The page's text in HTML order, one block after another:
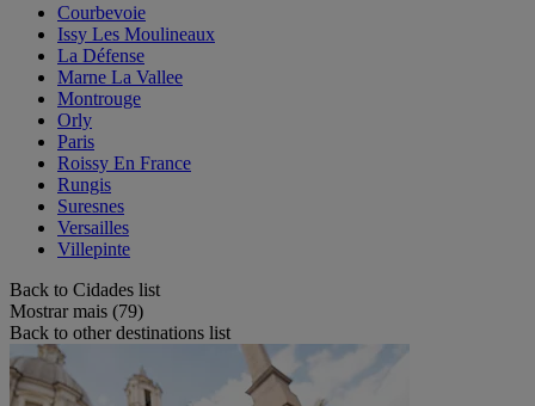
Courbevoie
Issy Les Moulineaux
La Défense
Marne La Vallee
Montrouge
Orly
Paris
Roissy En France
Rungis
Suresnes
Versailles
Villepinte
Back to Cidades list
Mostrar mais (79)
Back to other destinations list